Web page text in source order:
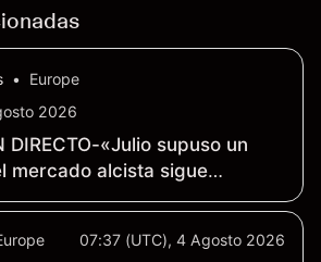
•
Europe
2026
DIRECTO-«Julio supuso un
mercado alcista sigue
Citadel
07:37 (UTC), 4 Agosto 2026